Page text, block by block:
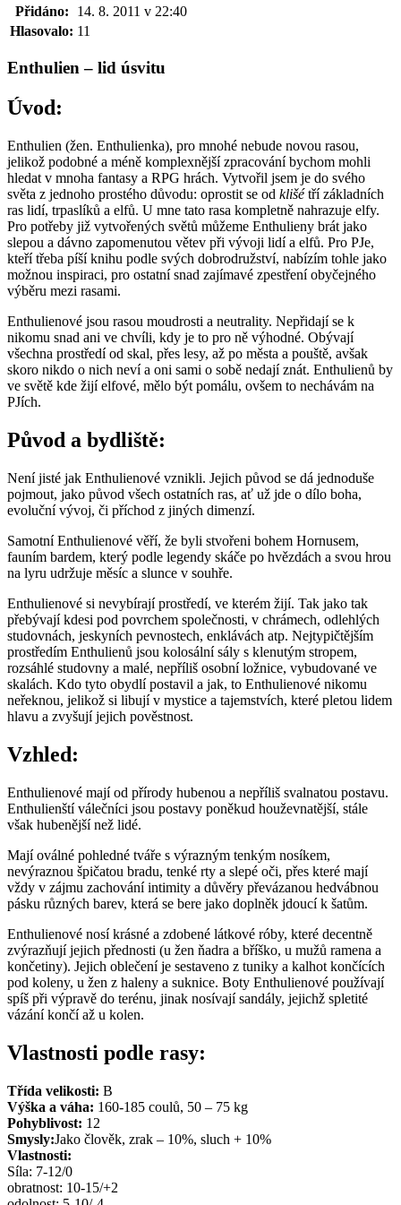
Přidáno:
14. 8. 2011 v 22:40
Hlasovalo: 11
Enthulien – lid úsvitu
Úvod:
Enthulien (žen. Enthulienka), pro mnohé nebude novou rasou,
jelikož podobné a méně komplexnější zpracování bychom mohli
hledat v mnoha fantasy a RPG hrách. Vytvořil jsem je do svého
světa z jednoho prostého důvodu: oprostit se od klišétří základních
ras lidí, trpaslíků a elfů. U mne tato rasa kompletně nahrazuje elfy.
Pro potřeby již vytvořených světů můžeme Enthulieny brát jako
slepou a dávno zapomenutou větev při vývoji lidí a elfů. Pro PJe,
kteří třeba píší knihu podle svých dobrodružství, nabízím tohle jako
možnou inspiraci, pro ostatní snad zajímavé zpestření obyčejného
výběru mezi rasami.
Enthulienové jsou rasou moudrosti a neutrality. Nepřidají se k
nikomu snad ani ve chvíli, kdy je to pro ně výhodné. Obývají
všechna prostředí od skal, přes lesy, až po města a pouště, avšak
skoro nikdo o nich neví a oni sami o sobě nedají znát. Enthulienů by
ve světě kde žijí elfové, mělo být pomálu, ovšem to nechávám na
PJích.
Původ a bydliště:
Není jisté jak Enthulienové vznikli. Jejich původ se dá jednoduše
pojmout, jako původ všech ostatních ras, ať už jde o dílo boha,
evoluční vývoj, či příchod z jiných dimenzí.
Samotní Enthulienové věří, že byli stvořeni bohem Hornusem,
fauním bardem, který podle legendy skáče po hvězdách a svou hrou
na lyru udržuje měsíc a slunce v souhře.
Enthulienové si nevybírají prostředí, ve kterém žijí. Tak jako tak
přebývají kdesi pod povrchem společnosti, v chrámech, odlehlých
studovnách, jeskyních pevnostech, enklávách atp. Nejtypičtějším
prostředím Enthulienů jsou kolosální sály s klenutým stropem,
rozsáhlé studovny a malé, nepříliš osobní ložnice, vybudované ve
skalách. Kdo tyto obydlí postavil a jak, to Enthulienové nikomu
neřeknou, jelikož si libují v mystice a tajemstvích, které pletou lidem
hlavu a zvyšují jejich pověstnost.
Vzhled:
Enthulienové mají od přírody hubenou a nepříliš svalnatou postavu.
Enthulienští válečníci jsou postavy poněkud houževnatější, stále
však hubenější než lidé.
Mají oválné pohledné tváře s výrazným tenkým nosíkem,
nevýraznou špičatou bradu, tenké rty a slepé oči, přes které mají
vždy v zájmu zachování intimity a důvěry převázanou hedvábnou
pásku různých barev, která se bere jako doplněk jdoucí k šatům.
Enthulienové nosí krásné a zdobené látkové róby, které decentně
zvýrazňují jejich přednosti (u žen ňadra a bříško, u mužů ramena a
končetiny). Jejich oblečení je sestaveno z tuniky a kalhot končících
pod koleny, u žen z haleny a suknice. Boty Enthulienové používají
spíš při výpravě do terénu, jinak nosívají sandály, jejichž spletité
vázání končí až u kolen.
Vlastnosti podle rasy:
Třída velikosti: B
Výška a váha: 160-185 coulů, 50 – 75 kg
Pohyblivost: 12
Smysly:Jako člověk, zrak – 10%, sluch + 10%
Vlastnosti:
Síla: 7-12/0
obratnost: 10-15/+2